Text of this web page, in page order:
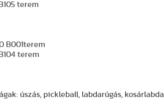
terem
B001terem
terem
úszás, pickleball, labdarúgás, kosárlabda